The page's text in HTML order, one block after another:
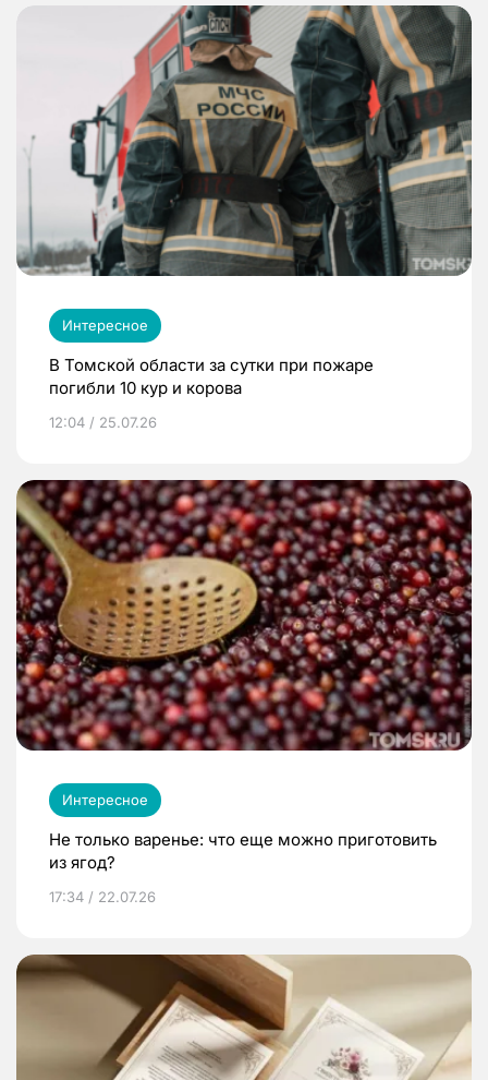
Интересное
В Томской области за сутки при пожаре
погибли 10 кур и корова
12:04 / 25.07.26
Интересное
Не только варенье: что еще можно приготовить
из ягод?
17:34 / 22.07.26